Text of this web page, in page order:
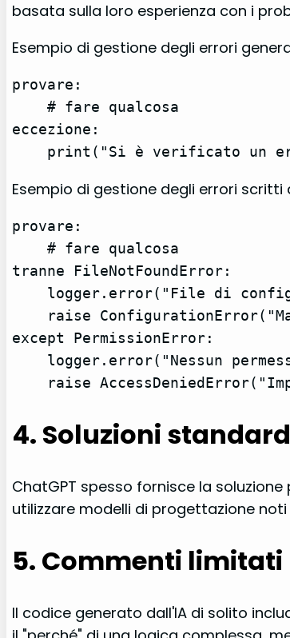
basata sulla loro esperienza con i
Esempio di gestione degli errori
provare:
    # fare qualcosa
eccezione:
print("Si è verificato un
Esempio di gestione degli errori scritti
provare:
    # fare qualcosa
tranne FileNotFoundError:
except PermissionError:
raise
4. Soluzioni standard
ChatGPT spesso fornisce la
utilizzare modelli di progettazione
5. Commenti limitati
Il codice generato dall'IA di solito